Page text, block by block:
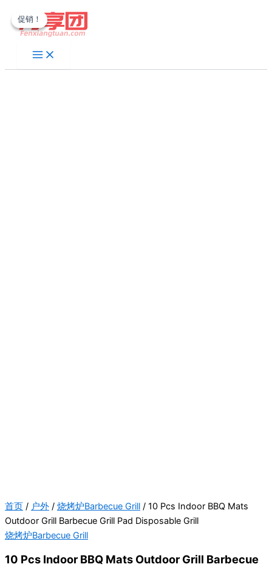
至
首页 / 户外 / 烧烤炉Barbecue Grill / 10 Pcs Indoor BBQ Mats
Outdoor Grill Barbecue Grill Pad Disposable Grill
烧烤炉Barbecue Grill
10 Pcs Indoor BBQ Mats Outdoor Grill Barbecue
促销！
促销！